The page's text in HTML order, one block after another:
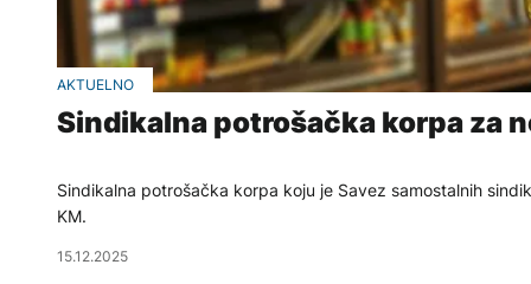
AKTUELNO
Sindikalna potrošačka korpa za
Sindikalna potrošačka korpa koju je Savez samostalnih
KM.
15.12.2025